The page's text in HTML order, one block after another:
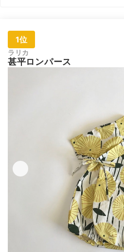
1位
ラリカ
甚平ロンパース